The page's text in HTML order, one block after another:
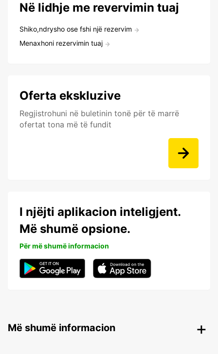
Në lidhje me revervimin tuaj
Shiko,ndrysho ose fshi një rezervim
Menaxhoni rezervimin tuaj
Oferta ekskluzive
Regjistrohuni në buletinin tonë për të marrë
ofertat tona më të fundit
I njëjti aplikacion inteligjent.
Më shumë opsione.
Për më shumë informacion
Më shumë informacion